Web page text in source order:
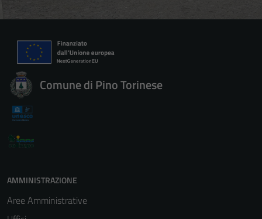
Comune di Pino Torinese
AMMINISTRAZIONE
Aree Amministrative